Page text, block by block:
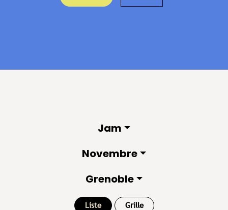
Jam
Novembre
Grenoble
Liste Grille